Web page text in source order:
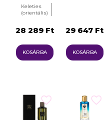
Keleties
(orientális)
28 289 Ft
KOSÁRBA
29 647 Ft
KOSÁRBA